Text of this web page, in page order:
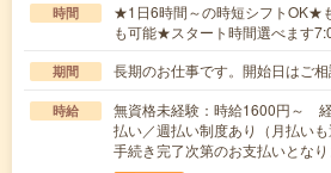
時間
★1日6時間～の時短シフトOK★
も可能★スタート時間選べます
期間 長期のお仕事です。開始日はご
時給
無資格未経験：時給1600円～
払い／週払い制度あり（月払い
手続き完了次第のお支払いとなり